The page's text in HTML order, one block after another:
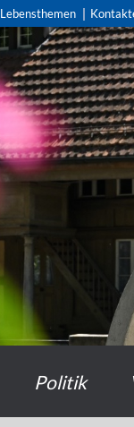
Lebensthemen
Politik